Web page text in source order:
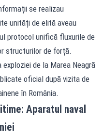
se realizau
unități de elită aveau
protocol unifică fluxurile de
structurilor de forță.
de la Marea Neagră
oficial după vizita de
în România.
Aparatul naval